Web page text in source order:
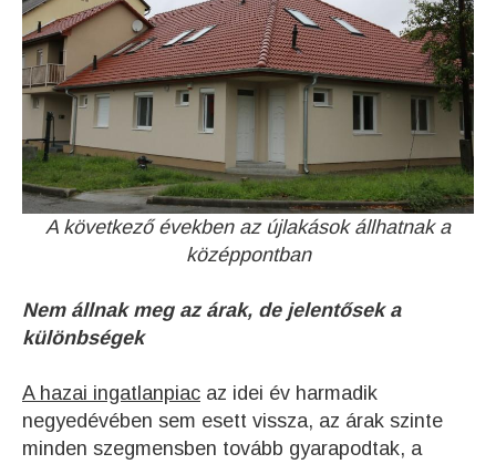
A következő években az újlakások állhatnak a
középpontban
Nem állnak meg az árak, de jelentősek a
különbségek
A hazai ingatlanpiac az idei év harmadik
negyedévében sem esett vissza, az árak szinte
minden szegmensben tovább gyarapodtak, a